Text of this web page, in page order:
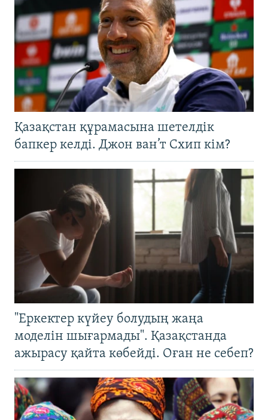
Қазақстан құрамасына шетелдік
бапкер келді. Джон ван’т Схип кім?
"Еркектер күйеу болудың жаңа
моделін шығармады". Қазақстанда
ажырасу қайта көбейді. Оған не себеп?